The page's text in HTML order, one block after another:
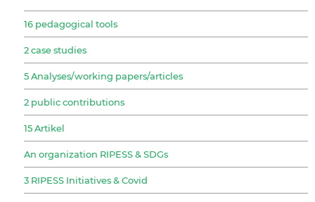
16 pedagogical tools
2 case studies
5 Analyses/working papers/articles
2 public contributions
15 Artikel
An organization RIPESS & SDGs
3 RIPESS Initiatives & Covid